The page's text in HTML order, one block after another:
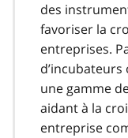
des
favoriser la
entreprises.
une gamme
aidant à la
entreprise